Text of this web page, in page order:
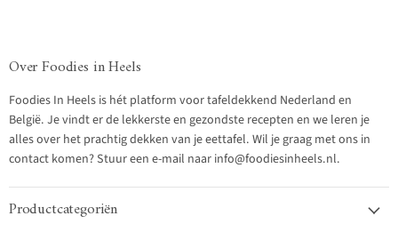
Over Foodies in Heels
Foodies In Heels is hét platform voor tafeldekkend Nederland en
België. Je vindt er de lekkerste en gezondste recepten en we leren je
alles over het prachtig dekken van je eettafel. Wil je graag met ons in
contact komen? Stuur een e-mail naar info@foodiesinheels.nl.
Productcategoriën